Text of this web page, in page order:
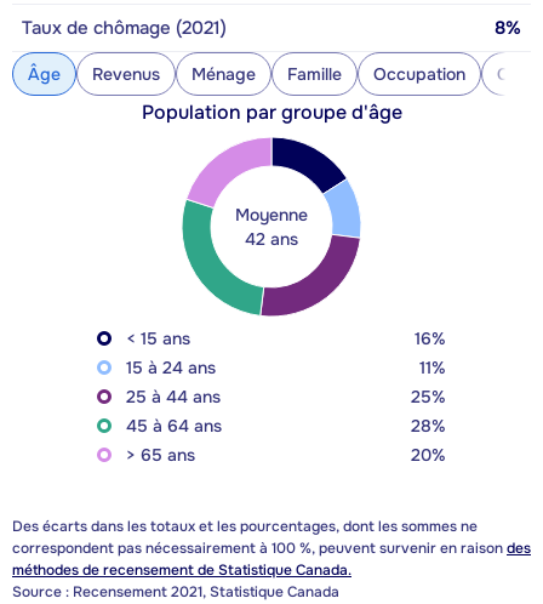
Taux de chômage (2021) 8%
Âge Revenus Ménage Famille Occupation
Population par groupe d'âge
Moyenne
42 ans
< 15 ans
16%
15 à 24 ans
11%
25 à 44 ans
25%
45 à 64 ans
28%
> 65 ans
20%
Des écarts dans les totaux et les pourcentages, dont les sommes ne
correspondent pas nécessairement à 100 %, peuvent survenir en raisondes
méthodes de recensement de Statistique Canada.
Source : Recensement 2021, Statistique Canada